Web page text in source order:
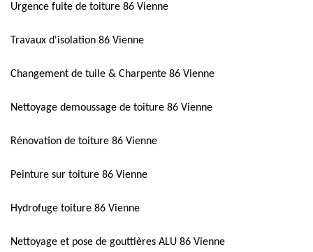
Urgence fuite de toiture 86 Vienne
Travaux d'isolation 86 Vienne
Changement de tuile & Charpente 86 Vienne
Nettoyage demoussage de toiture 86 Vienne
Rénovation de toiture 86 Vienne
Peinture sur toiture 86 Vienne
Hydrofuge toiture 86 Vienne
Nettoyage et pose de gouttières ALU 86 Vienne